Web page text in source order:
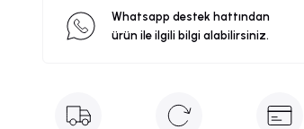
Whatsapp destek hattından
ürün ile ilgili bilgi alabilirsiniz.